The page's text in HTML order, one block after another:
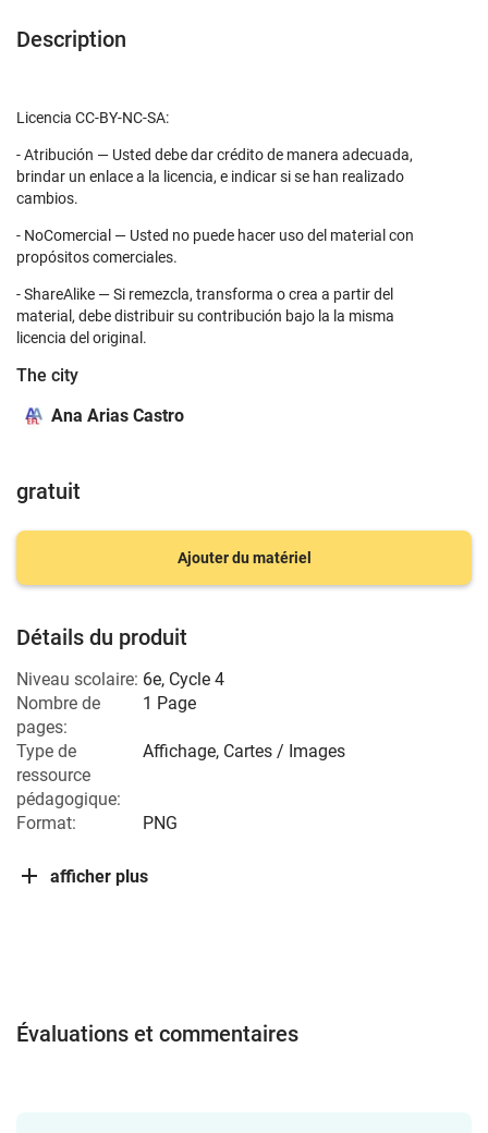
Description
Licencia CC-BY-NC-SA:
- Atribución — Usted debe dar crédito de manera adecuada,
brindar un enlace a la licencia, e indicar si se han realizado
cambios.
- NoComercial — Usted no puede hacer uso del material con
propósitos comerciales.
- ShareAlike — Si remezcla, transforma o crea a partir del
material, debe distribuir su contribución bajo la la misma
licencia del original.
The city
Ana Arias Castro
gratuit
Ajouter du matériel
Détails du produit
Niveau scolaire: 6e, Cycle 4
Nombre de
pages:
1 Page
Type de
ressource
pédagogique:
Affichage, Cartes / Images
Format: PNG
afficher plus
Évaluations et commentaires